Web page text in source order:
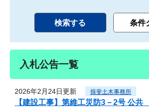
入札公告一覧
2026年2月24日更新 揖斐土木事務所
【建設工事】第維工災防3－2号 公